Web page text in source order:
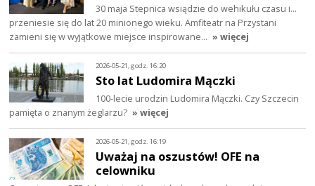
30 maja Stepnica wsiądzie do wehikułu czasu i…
przeniesie się do lat 20 minionego wieku. Amfiteatr na Przystani
zamieni się w wyjątkowe miejsce inspirowane… » więcej
2026-05-21, godz. 16:20
Sto lat Ludomira Mączki
100-lecie urodzin Ludomira Mączki. Czy Szczecin
pamięta o znanym żeglarzu? » więcej
2026-05-21, godz. 16:19
Uważaj na oszustów! OFE na
celowniku